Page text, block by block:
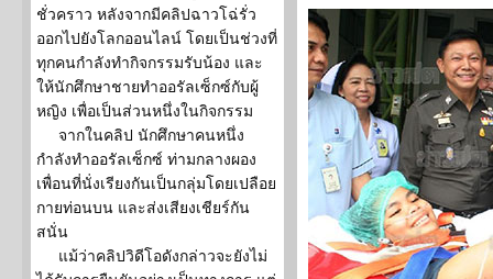
ชั่วคราว หลังจากมีคลิปฉาวโฉ่รั่ว
ออกไปยังโลกออนไลน์ โดยเป็นช่วงที่
ทุกคนกำลังทำกิจกรรมรับน้อง และ
ให้นักศึกษาชายทำออรัลเซ็กซ์กับผู้
หญิง เพื่อเป็นส่วนหนึ่งในกิจกรรม
จากในคลิป นักศึกษาคนหนึ่ง
กำลังทำออรัลเซ็กซ์ ท่ามกลางผอง
เพื่อนที่นั่งเรียงกันเป็นกลุ่มโดยเปลือย
กายท่อนบน และส่งเสียงเชียร์กัน
สนั่น
แม้ว่าคลิปวิดีโอดังกล่าวจะยังไม่